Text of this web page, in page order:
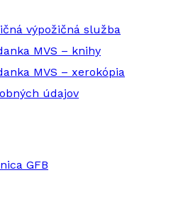
výpožičná služba
MVS – knihy
MVS – xerokópia
údajov
GFB